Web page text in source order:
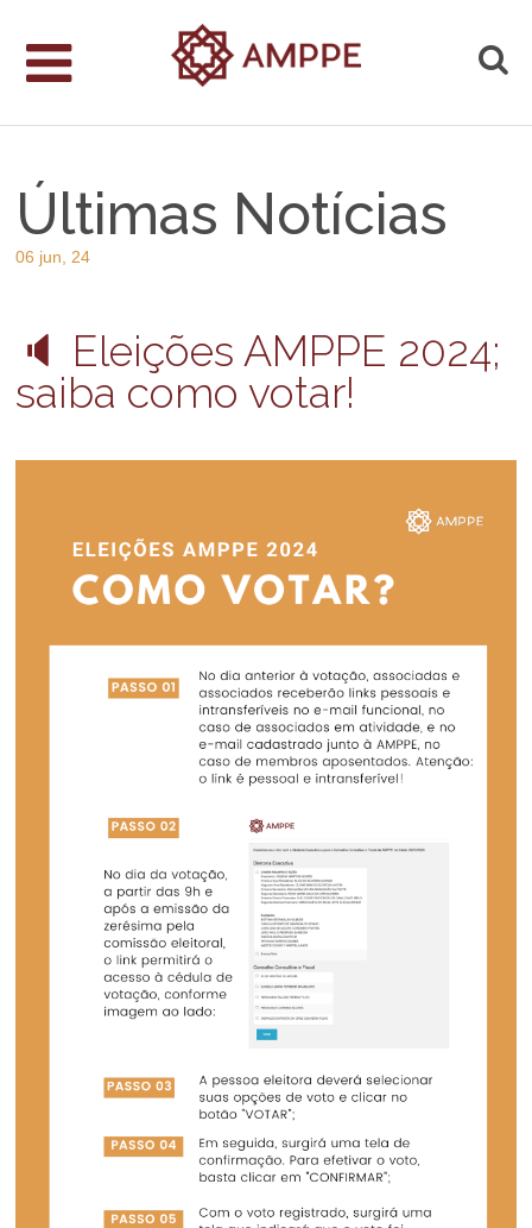
Últimas Notícias
06 jun, 24
🔈 Eleições AMPPE 2024;
saiba como votar!